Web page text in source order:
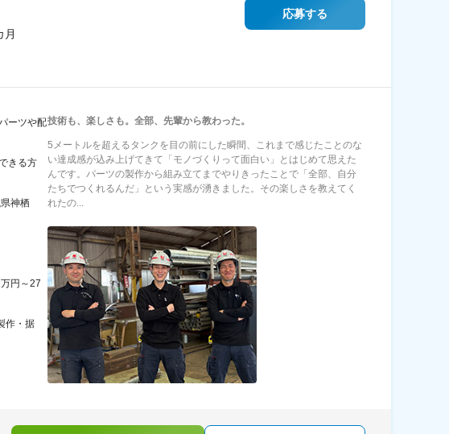
月
応募する
ーツや配
きる方
神栖
円～27
作・据
技術も、楽しさも。全部、先輩から教わった。
5メートルを超えるタンクを目の前にした瞬間、これまで感じたことのな
い達成感が込み上げてきて「モノづくりって面白い」とはじめて思えた
んです。パーツの製作から組み立てまでやりきったことで「全部、自分
たちでつくれるんだ」という実感が湧きました。その楽しさを教えてく
れたの...